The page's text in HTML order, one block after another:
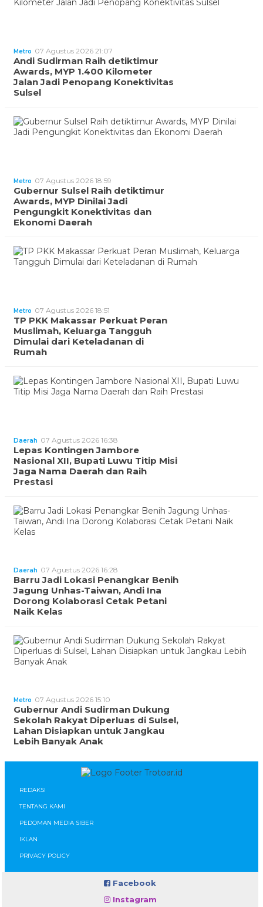
Metro 07 Agustus 2026 21:07
Andi Sudirman Raih detiktimur
Awards, MYP 1.400 Kilometer
Jalan Jadi Penopang Konektivitas
Sulsel
Metro 07 Agustus 2026 18:59
Gubernur Sulsel Raih detiktimur
Awards, MYP Dinilai Jadi
Pengungkit Konektivitas dan
Ekonomi Daerah
Metro 07 Agustus 2026 18:51
TP PKK Makassar Perkuat Peran
Muslimah, Keluarga Tangguh
Dimulai dari Keteladanan di
Rumah
Daerah 07 Agustus 2026 16:38
Lepas Kontingen Jambore
Nasional XII, Bupati Luwu Titip Misi
Jaga Nama Daerah dan Raih
Prestasi
Daerah 07 Agustus 2026 16:28
Barru Jadi Lokasi Penangkar Benih
Jagung Unhas-Taiwan, Andi Ina
Dorong Kolaborasi Cetak Petani
Naik Kelas
Metro 07 Agustus 2026 15:10
Gubernur Andi Sudirman Dukung
Sekolah Rakyat Diperluas di Sulsel,
Lahan Disiapkan untuk Jangkau
Lebih Banyak Anak
REDAKSI
TENTANG KAMI
PEDOMAN MEDIA SIBER
IKLAN
PRIVACY POLICY
Facebook
Instagram